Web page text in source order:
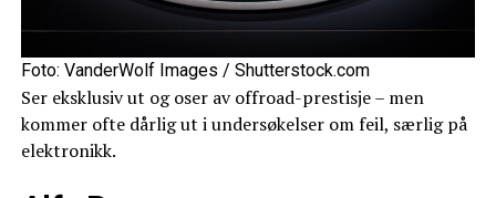
Foto: VanderWolf Images / Shutterstock.com
Ser eksklusiv ut og oser av offroad-prestisje – men
kommer ofte dårlig ut i undersøkelser om feil, særlig på
elektronikk.